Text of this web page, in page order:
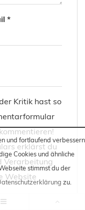
und fortlaufend verbessern
Cookies und ähnliche
stimmst du der
zu.
*
Kritik hast so
erklärst du
Verarbeitung
Website
und